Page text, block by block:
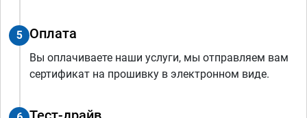
5 Оплата
Вы оплачиваете наши услуги, мы отправляем вам
сертификат на прошивку в электронном виде.